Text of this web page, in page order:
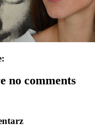
no comments